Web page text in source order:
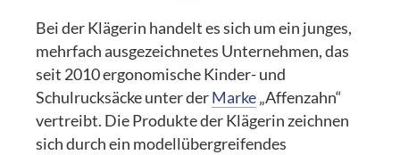
Bei der Klägerin handelt es sich um ein junges,
mehrfach ausgezeichnetes Unternehmen, das
seit 2010 ergonomische Kinder- und
Schulrucksäcke unter derMarke„Affenzahn“
vertreibt. Die Produkte der Klägerin zeichnen
sich durch ein modellübergreifendes